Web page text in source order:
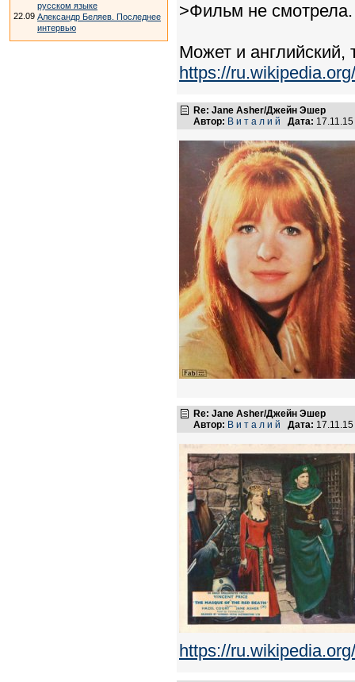
русском языке
22.09 Александр Беляев. Последнее
интервью
>Фильм не
Может и английский,
https://
Re: Jane Asher/Джейн Эшер
Автор: В и т а л и й Дата:
Re: Jane Asher/Джейн Эшер
Автор: В и т а л и й Дата:
https://